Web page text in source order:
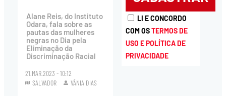
Alane Reis, do Instituto
Odara, fala sobre as
pautas das mulheres
negras no Dia pela
Eliminação da
Discriminação Racial
21.MAR.2023 - 10:12
SALVADOR
VÂNIA DIAS
LI E CONCORDO
COM OSTERMOS DE
USO E POLÍTICA DE
PRIVACIDADE